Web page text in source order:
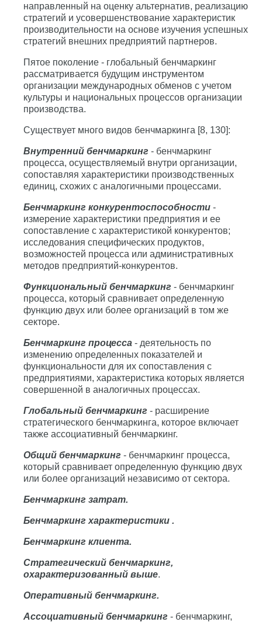
направленный на оценку альтернатив, реализацию
стратегий и усовершенствование характеристик
производительности на основе изучения успешных
стратегий внешних предприятий партнеров.
Пятое поколение - глобальный бенчмаркинг
рассматривается будущим инструментом
организации международных обменов с учетом
культуры и национальных процессов организации
производства.
Существует много видов бенчмаркинга [8, 130]:
Внутренний бенчмаркинг - бенчмаркинг
процесса, осуществляемый внутри организации,
сопоставляя характеристики производственных
единиц, схожих с аналогичными процессами.
Бенчмаркинг конкурентоспособности -
измерение характеристики предприятия и ее
сопоставление с характеристикой конкурентов;
исследования специфических продуктов,
возможностей процесса или административных
методов предприятий-конкурентов.
Функциональный бенчмаркинг - бенчмаркинг
процесса, который сравнивает определенную
функцию двух или более организаций в том же
секторе.
Бенчмаркинг процесса - деятельность по
изменению определенных показателей и
функциональности для их сопоставления с
предприятиями, характеристика которых является
совершенной в аналогичных процессах.
Глобальный бенчмаркинг - расширение
стратегического бенчмаркинга, которое включает
также ассоциативный бенчмаркинг.
Общий бенчмаркинг - бенчмаркинг процесса,
который сравнивает определенную функцию двух
или более организаций независимо от сектора.
Бенчмаркинг затрат.
Бенчмаркинг характеристики .
Бенчмаркинг клиента.
Стратегический бенчмаркинг,
охарактеризованный выше.
Оперативный бенчмаркинг.
Ассоциативный бенчмаркинг - бенчмаркинг,